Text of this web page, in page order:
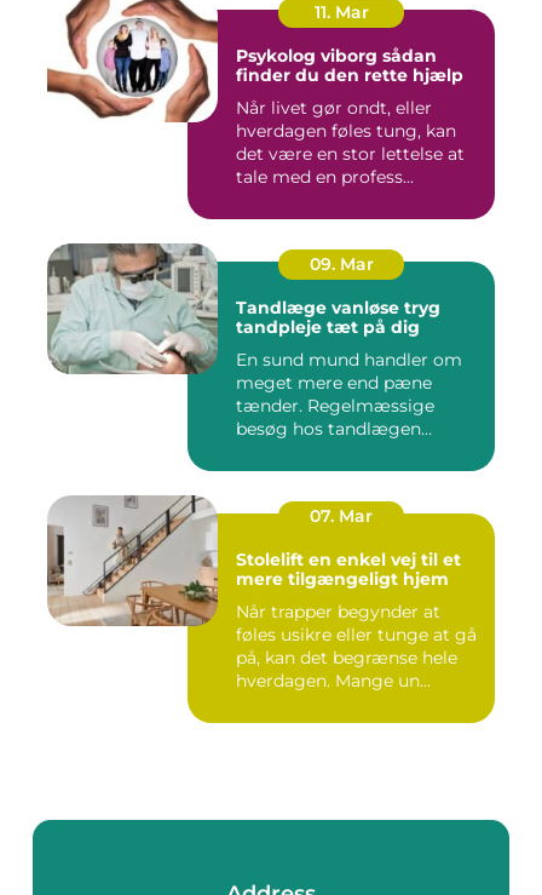
11. Mar
Psykolog viborg sådan
finder du den rette hjælp
Når livet gør ondt, eller
hverdagen føles tung, kan
det være en stor lettelse at
tale med en profess...
09. Mar
Tandlæge vanløse tryg
tandpleje tæt på dig
En sund mund handler om
meget mere end pæne
tænder. Regelmæssige
besøg hos tandlægen
07. Mar
Stolelift en enkel vej til et
mere tilgængeligt hjem
Når trapper begynder at
føles usikre eller tunge at gå
på, kan det begrænse hele
hverdagen. Mange un...